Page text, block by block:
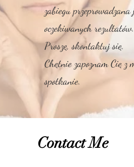
zabiegu
oczekiwanych rezultatów.
Proszę, skontaktuj się.
Chętnie zapoznam Cię
spotkanie.
Contact Me